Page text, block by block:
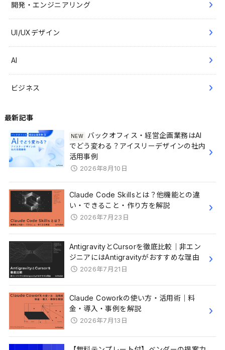
開発・エンジニアリング
UI/UXデザイン
AI
ビジネス
最新記事
バックオフィス・経営企画業務はAI
でどう変わる？アイスリーデザインの社内
活用事例
2026年8月10日
Claude Code Skillsとは？他機能との違
い・できること・作り方を解説
2026年7月23日
AntigravityとCursorを徹底比較｜非エン
ジニアにはAntigravityがおすすめな理由
2026年7月21日
Claude Coworkの使い方・活用術｜料
金・導入・事例を解説
2026年7月13日